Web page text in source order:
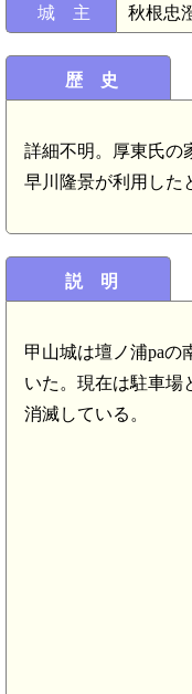
城 主 秋根忠
歴 史
詳細不明。厚東氏の
早川隆景が利用した
説 明
甲山城は壇ノ浦paの
いた。現在は駐車場
消滅している。